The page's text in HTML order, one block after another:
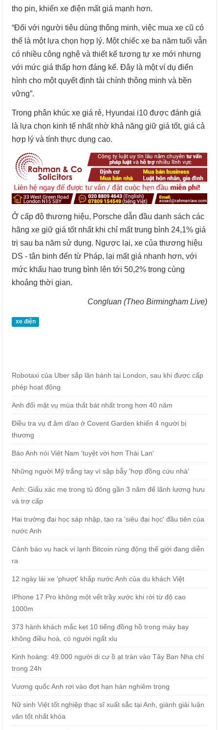
thọ pin, khiến xe điện mất giá mạnh hơn.
“Đối với người tiêu dùng thông minh, việc mua xe cũ có
thể là một lựa chọn hợp lý. Một chiếc xe ba năm tuổi vẫn
có nhiều công nghệ và thiết kế tương tự xe mới nhưng
với mức giá thấp hơn đáng kể. Đây là một ví dụ điển
hình cho một quyết định tài chính thông minh và bền
vững”.
Trong phân khúc xe giá rẻ, Hyundai i10 được đánh giá
là lựa chọn kinh tế nhất nhờ khả năng giữ giá tốt, giá cả
hợp lý và tính thực dụng cao.
Ở cấp độ thương hiệu, Porsche dẫn đầu danh sách các
hãng xe giữ giá tốt nhất khi chỉ mất trung bình 24,1% giá
trị sau ba năm sử dụng. Ngược lại, xe của thương hiệu
DS - tân binh đến từ Pháp, lại mất giá nhanh hơn, với
mức khấu hao trung bình lên tới 50,2% trong cùng
khoảng thời gian.
Congluan (Theo Birmingham Live)
xe điện
Robotaxi của Uber sắp lăn bánh tại London, sau khi được cấp
phép hoạt động
Anh đối mặt vụ mùa thất bát nhất trong hơn 40 năm
Điều tra vụ đ.âm d/ao ở Covent Garden khiến 4 người bị
thương
Báo Anh nói Việt Nam 'tuyệt vời hơn Thái Lan'
Những người Mỹ trắng tay vì sập bẫy 'hợp đồng cứu nhà'
Anh: Giấu xác mẹ trong tủ đông gần 3 năm để lãnh lương hưu
và trợ cấp
Hai trường đại học sáp nhập, tạo ra 'siêu đại học' đầu tiên của
nước Anh
Cảnh báo vụ hack ví lạnh Bitcoin rúng động thế giới đang diễn
ra
12 ngày lái xe 'phượt' khắp nước Anh của du khách Việt
IPhone 17 Pro không một vết trầy xước khi rời từ độ cao
1000m
373 hành khách mắc kẹt 10 tiếng đồng hồ trong máy bay
không điều hoà, có người ngất xỉu
Kinh hoàng: 49.000 người di cư ồ ạt tràn vào Tây Ban Nha chỉ
trong 24h
Vương quốc Anh rơi vào đợt hạn hán nghiêm trọng
Nữ sinh Việt tốt nghiệp thạc sĩ xuất sắc tại Anh, giành giải luận
văn tốt nhất khóa